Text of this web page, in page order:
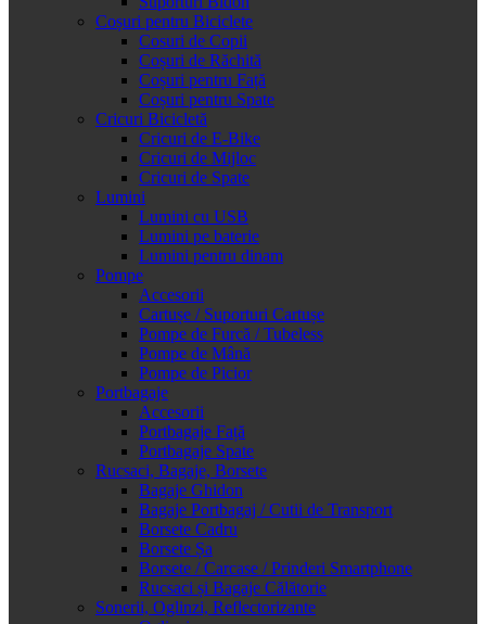
Coșuri pentru Biciclete
Cosuri de Copii
Coșuri de Răchită
Coșuri pentru Față
Coșuri pentru Spate
Cricuri Bicicletă
Cricuri de E-Bike
Cricuri de Mijloc
Cricuri de Spate
Lumini
Lumini cu USB
Lumini pe baterie
Lumini pentru dinam
Pompe
Accesorii
Cartușe / Suporturi Cartușe
Pompe de Furcă / Tubeless
Pompe de Mână
Pompe de Picior
Portbagaje
Accesorii
Portbagaje Față
Portbagaje Spate
Rucsaci, Bagaje, Borsete
Bagaje Ghidon
Bagaje Portbagaj / Cutii de Transport
Borsete Cadru
Borsete Șa
Borsete / Carcase / Prinderi Smartphone
Rucsaci și Bagaje Călătorie
Sonerii, Oglinzi, Reflectorizante